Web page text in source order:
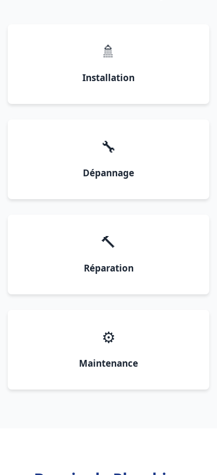
🚿
Installation
🔧
Dépannage
🔨
Réparation
⚙️
Maintenance